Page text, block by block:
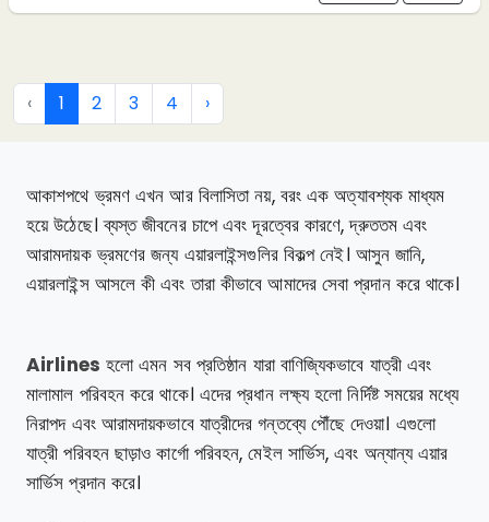
‹ 1 2 3 4 ›
আকাশপথে ভ্রমণ এখন আর বিলাসিতা নয়, বরং এক অত্যাবশ্যক মাধ্যম
হয়ে উঠেছে। ব্যস্ত জীবনের চাপে এবং দূরত্বের কারণে, দ্রুততম এবং
আরামদায়ক ভ্রমণের জন্য এয়ারলাইন্সগুলির বিকল্প নেই। আসুন জানি,
এয়ারলাইন্স আসলে কী এবং তারা কীভাবে আমাদের সেবা প্রদান করে থাকে।
Airlines হলো এমন সব প্রতিষ্ঠান যারা বাণিজ্যিকভাবে যাত্রী এবং
মালামাল পরিবহন করে থাকে। এদের প্রধান লক্ষ্য হলো নির্দিষ্ট সময়ের মধ্যে
নিরাপদ এবং আরামদায়কভাবে যাত্রীদের গন্তব্যে পৌঁছে দেওয়া। এগুলো
যাত্রী পরিবহন ছাড়াও কার্গো পরিবহন, মেইল সার্ভিস, এবং অন্যান্য এয়ার
সার্ভিস প্রদান করে।